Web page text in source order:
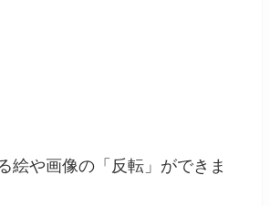
絵や画像の「反転」ができま